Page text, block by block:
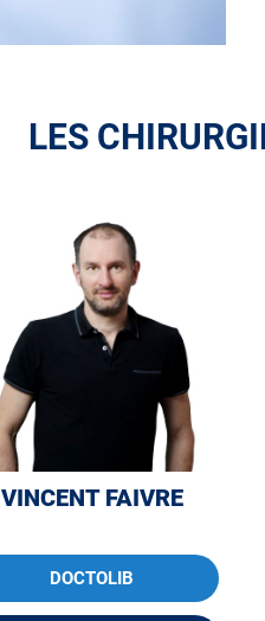
LES
VINCENT FAIVRE
DOCTOLIB